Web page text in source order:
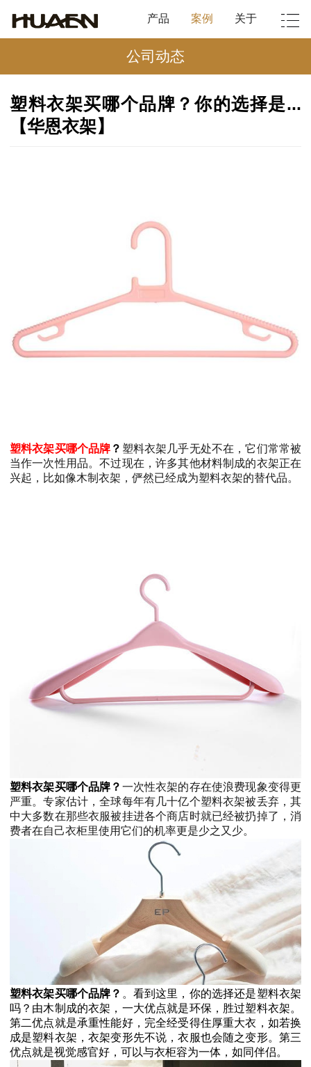
产品 案例 关于
公司动态
塑料衣架买哪个品牌？你的选择是...
【华恩衣架】
塑料衣架买哪个品牌 ？ 塑料衣架几乎无处不在，它们常常被
当作一次性用品。不过现在，许多其他材料制成的衣架正在
兴起，比如像木制衣架，俨然已经成为塑料衣架的替代品。
塑料衣架买哪个品牌？ 一次性衣架的存在使浪费现象变得更
严重。专家估计，全球每年有几十亿个塑料衣架被丢弃，其
中大多数在那些衣服被挂进各个商店时就已经被扔掉了，消
费者在自己衣柜里使用它们的机率更是少之又少。
塑料衣架买哪个品牌？ 。 看到这里，你的选择还是塑料衣架
吗？由木制成的衣架，一大优点就是环保，胜过塑料衣架。
第二优点就是承重性能好，完全经受得住厚重大衣，如若换
成是塑料衣架，衣架变形先不说，衣服也会随之变形。第三
优点就是视觉感官好，可以与衣柜容为一体，如同伴侣。